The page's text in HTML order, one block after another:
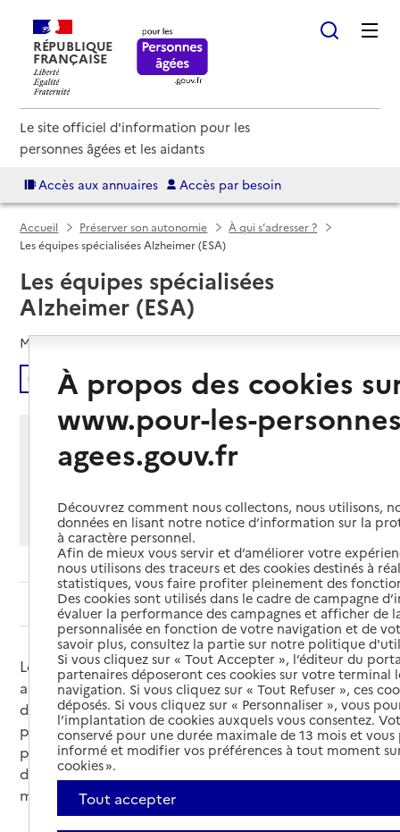
RÉPUBLIQUE
FRANÇAISE
Le site officiel d'information pour les
personnes âgées et les aidants
Accès aux annuaires Accès par besoin
Accueil Préserver son autonomie
À qui s’adresser ?
Les équipes spécialisées Alzheimer (ESA)
Les équipes spécialisées
Alzheimer (ESA)
Mis à jour le
Écouter
Partager cette page
ImprimerPartager par email
Partager sur Facebook
Partager sur X
Partager sur Linkedin
Si vous souhaitez partager sur Facebook, LinkedIn, X et
Whatsapp, veuillezautoriser le dépôt de cookies.
Sommaire
Les équipes spécialisées Alzheimer (ESA)
accompagnent les personnes atteintes de la maladie
d’Alzheimer vivant à domicile et aident leurs
proches. L’objectif des interventions est de leur
permettre de rester vivre le plus longtemps à
domicile. Ces interventions se font sur prescription
médicale.
À propos des cookies
www.pour-les-
agees.gouv.fr
Découvrez comment nous collectons, nous utilisons,
données en lisant notre notice d’information sur la
à caractère personnel.
Afin de mieux vous servir et d’améliorer votre
nous utilisons des traceurs et des cookies destinés à
statistiques, vous faire profiter pleinement des
Des cookies sont utilisés dans le cadre de campagne
évaluer la performance des campagnes et afficher de
personnalisée en fonction de votre navigation et de
savoir plus, consultez la partie sur notre politique
Si vous cliquez sur « Tout Accepter », l’éditeur du
partenaires déposeront ces cookies sur votre terminal
navigation. Si vous cliquez sur « Tout Refuser », ces
déposés. Si vous cliquez sur « Personnaliser », vous
l’implantation de cookies auxquels vous consentez.
conservé pour une durée maximale de 13 mois et
informé et modifier vos préférences à tout moment
cookies ».
Tout accepter